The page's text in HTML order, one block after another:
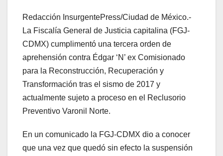
Redacción InsurgentePress/Ciudad de México.-
La Fiscalía General de Justicia capitalina (FGJ-
CDMX) cumplimentó una tercera orden de
aprehensión contra Édgar ‘N’ ex Comisionado
para la Reconstrucción, Recuperación y
Transformación tras el sismo de 2017 y
actualmente sujeto a proceso en el Reclusorio
Preventivo Varonil Norte.
En un comunicado la FGJ-CDMX dio a conocer
que una vez que quedó sin efecto la suspensión